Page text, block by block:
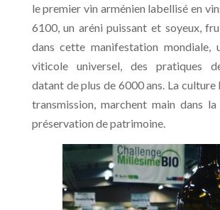
le premier vin arménien labellisé en
6100, un aréni puissant et soyeux,
dans cette manifestation mondiale,
viticole universel, des pratiques
datant de plus de 6000 ans. La culture
transmission, marchent main dans
préservation de patrimoine.